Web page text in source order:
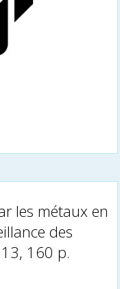
les métaux en
des
160 p.